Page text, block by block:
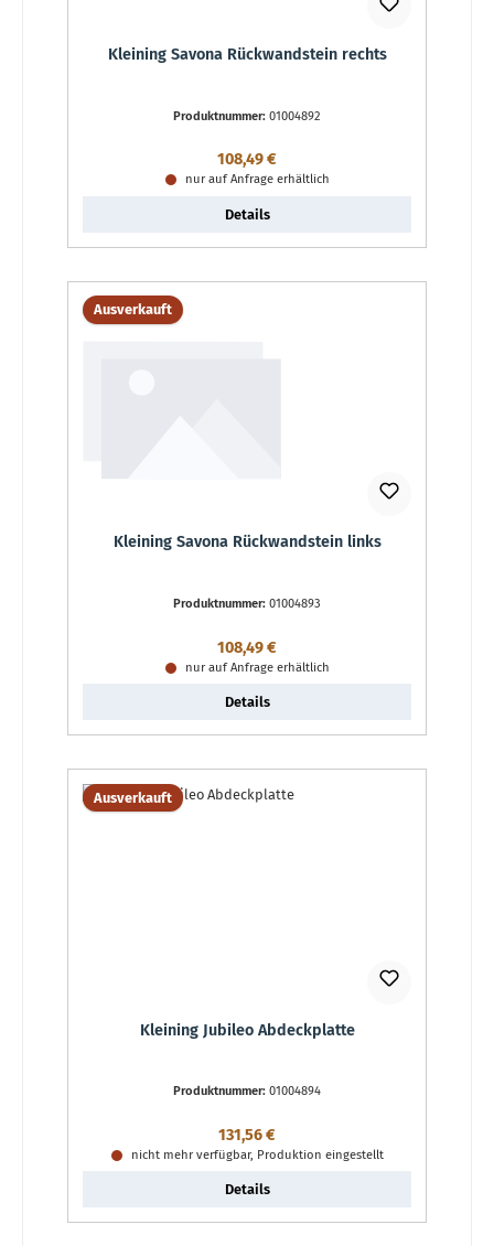
Kleining Savona Rückwandstein rechts
Produktnummer: 01004892
Regulärer Preis:
108,49 €
nur auf Anfrage erhältlich
Details
Ausverkauft
Kleining Savona Rückwandstein links
Produktnummer: 01004893
Regulärer Preis:
108,49 €
nur auf Anfrage erhältlich
Details
Ausverkauft
Kleining Jubileo Abdeckplatte
Produktnummer: 01004894
Regulärer Preis:
131,56 €
nicht mehr verfügbar, Produktion eingestellt
Details